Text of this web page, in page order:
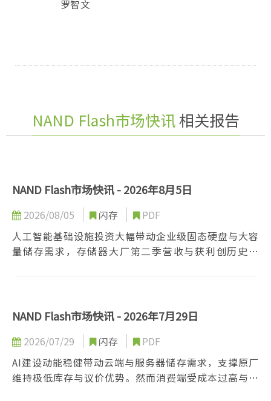
罗智文
NAND Flash市场快讯相关报告
NAND Flash市场快讯 - 2026年8月5日
2026/08/05 闪存
PDF
人工智能基础设施投资大幅带动企业级固态硬盘与大容
量储存需求，存储器大厂第二季营收与获利创历史新
藉由控制产能、加速高层数先进制程转换及推广高效能
NAND Flash市场快讯 - 2026年7月29日
2026/07/29 闪存
PDF
AI建设动能稳健带动云端与服务器储存需求，支撑原厂
维持极低库存与议价优势。然而消费端受成本过高与需